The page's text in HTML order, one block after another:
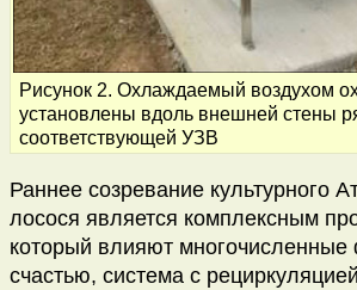
Рисунок 2. Охлаждаемый воздухом
установлены вдоль внешней стены
соответствующей УЗВ
Раннее созревание культурного
лосося является комплексным
который влияют многочисленные
счастью, система с